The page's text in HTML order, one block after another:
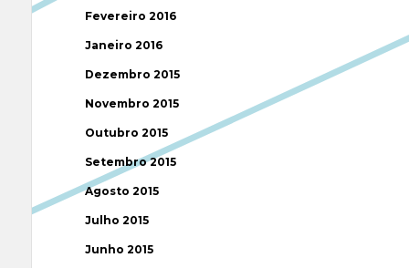
Fevereiro 2016
Janeiro 2016
Dezembro 2015
Novembro 2015
Outubro 2015
Setembro 2015
Agosto 2015
Julho 2015
Junho 2015